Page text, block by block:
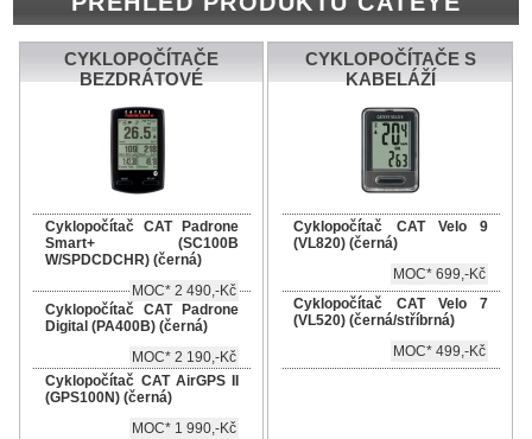
CYKLOPOČÍTAČE
BEZDRÁTOVÉ
Cyklopočítač CAT Padrone
Smart+ (SC100B
W/SPDCDCHR) (černá)
MOC* 2 490,-Kč
Cyklopočítač CAT Padrone
Digital (PA400B) (černá)
MOC* 2 190,-Kč
Cyklopočítač CAT AirGPS II
(GPS100N) (černá)
MOC* 1 990,-Kč
CYKLOPOČÍTAČE S
KABELÁŽÍ
Cyklopočítač CAT Velo 9
(VL820) (černá)
MOC* 699,-Kč
Cyklopočítač CAT Velo 7
(VL520) (černá/stříbrná)
MOC* 499,-Kč